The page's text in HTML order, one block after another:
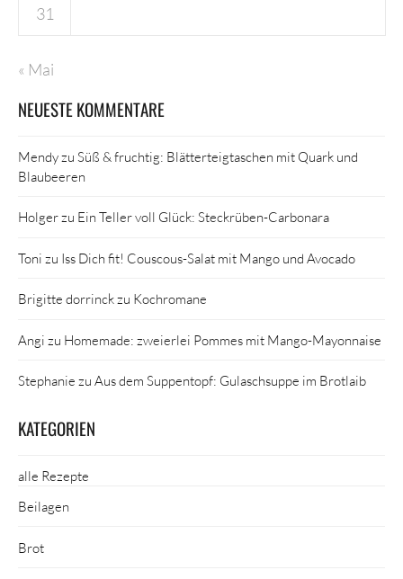
31
« Mai
NEUESTE KOMMENTARE
Mendyzu Süß & fruchtig: Blätterteigtaschen mit Quark und
Blaubeeren
Holgerzu Ein Teller voll Glück: Steckrüben-Carbonara
Toni zu Iss Dich fit! Couscous-Salat mit Mango und Avocado
Brigitte dorrinckzu Kochromane
Angi zu Homemade: zweierlei Pommes mit Mango-Mayonnaise
Stephanie zu Aus dem Suppentopf: Gulaschsuppe im Brotlaib
KATEGORIEN
alle Rezepte
Beilagen
Brot